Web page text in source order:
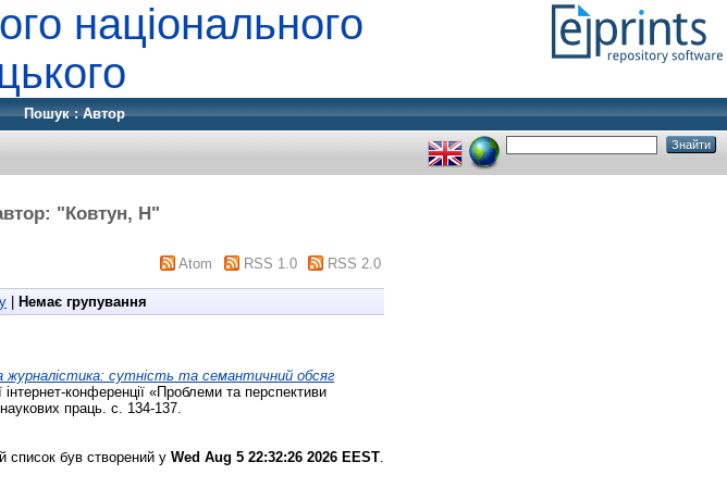
національного
Пошук : Автор
"Ковтун, Н"
Atom RSS 1.0 RSS 2.0
Немає групування
журналістика: сутність та семантичний обсяг
конференції «Проблеми та перспективи
праць. с. 134-137.
список був створений у Wed Aug 5 22:32:26 2026 EEST